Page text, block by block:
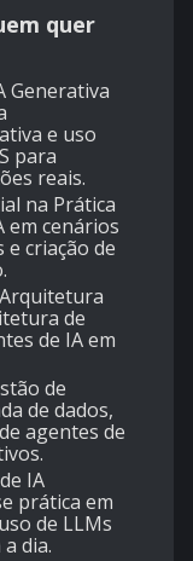
quer
Generativa
e uso
para
reais.
na Prática
em cenários
criação de
de
de IA em
de
de dados,
agentes de
IA
prática em
de LLMs
dia.